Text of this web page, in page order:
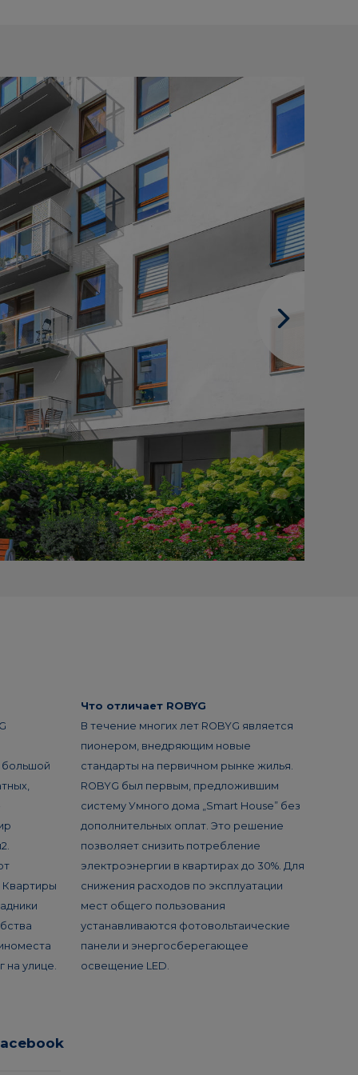
большой
Квартиры
на улице.
Что отличает ROBYG
В течение многих лет ROBYG является
пионером, внедряющим новые
стандарты на первичном рынке жилья.
ROBYG был первым, предложившим
систему Умного дома „Smart House” без
дополнительных оплат. Это решение
позволяет снизить потребление
электроэнергии в квартирах до 30%. Для
снижения расходов по эксплуатации
мест общего пользования
устанавливаются фотовольтаические
панели и энергосберегающее
освещение LED.